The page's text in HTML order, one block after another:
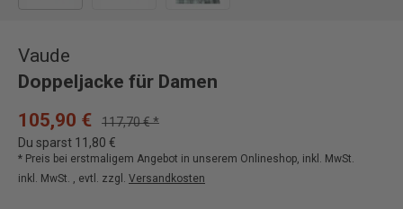
Vaude
Doppeljacke für Damen
105,90 €
117,70 € *
Du sparst 11,80 €
* Preis bei erstmaligem Angebot in unserem Onlineshop, inkl. MwSt.
inkl. MwSt. , evtl. zzgl. Versandkosten